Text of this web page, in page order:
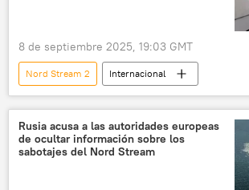
8 de septiembre 2025, 19:03 GMT
Nord Stream 2
Internacional
📰 Sabotajes contra los gasoductos Nord Stream
Nord Stream
🌍 Europa Ucrania
Rusia acusa a las autoridades europeas
de ocultar información sobre los
sabotajes del Nord Stream